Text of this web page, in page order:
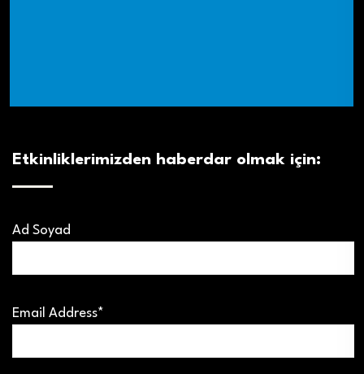
Etkinliklerimizden haberdar olmak için:
Ad Soyad
Email Address*